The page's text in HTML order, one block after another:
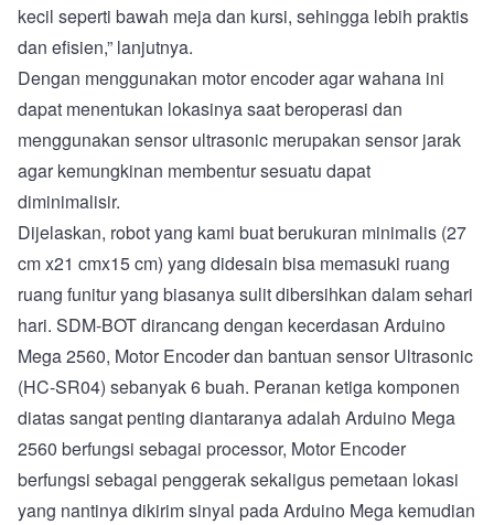
kecil seperti bawah meja dan kursi, sehingga lebih praktis
dan efisien,” lanjutnya.
Dengan menggunakan motor encoder agar wahana ini
dapat menentukan lokasinya saat beroperasi dan
menggunakan sensor ultrasonic merupakan sensor jarak
agar kemungkinan membentur sesuatu dapat
diminimalisir.
Dijelaskan, robot yang kami buat berukuran minimalis (27
cm x21 cmx15 cm) yang didesain bisa memasuki ruang
ruang funitur yang biasanya sulit dibersihkan dalam sehari
hari. SDM-BOT dirancang dengan kecerdasan Arduino
Mega 2560, Motor Encoder dan bantuan sensor Ultrasonic
(HC-SR04) sebanyak 6 buah. Peranan ketiga komponen
diatas sangat penting diantaranya adalah Arduino Mega
2560 berfungsi sebagai processor, Motor Encoder
berfungsi sebagai penggerak sekaligus pemetaan lokasi
yang nantinya dikirim sinyal pada Arduino Mega kemudian